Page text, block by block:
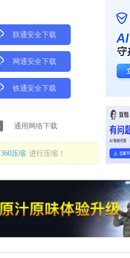
联通安全下载
网通安全下载
铁通安全下载
通用网络下载
360压缩 进行压缩！